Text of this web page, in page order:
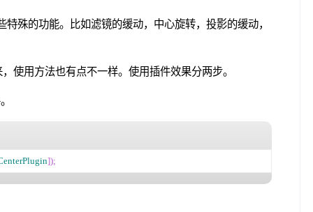
殊的功能。比如滤镜的缓动，中心旋转，投影的缓动，
使用方法也有点不一样。使用插件效果分两步。
]);